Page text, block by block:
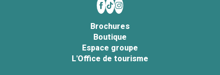
Brochures
Boutique
Espace groupe
L'Office de tourisme